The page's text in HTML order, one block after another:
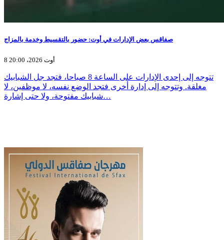
صفاقس بعض الإدارات في أوت: حضور بالتقسيط وخدمة بالمزاج
8 أوت 2026، 20:00
تتوجه إلى إحدى الإدارات على الساعة 8 صباحا، فتجد جل الشبابيك
مغلقة. وتتوجه إلى إدارة أخرى فتجد الوضع نفسه، لا موظفين، لا
شبابيك مفتوحة، ولا حتى إشارة…